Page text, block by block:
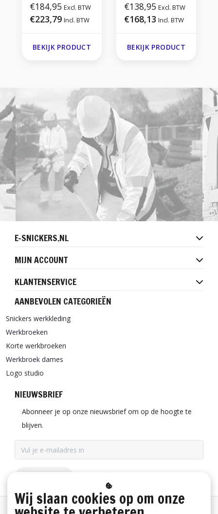
€184,95 Excl. BTW
€223,79 Incl. BTW
BEKIJK PRODUCT
€138,95 Excl. BTW
€168,13 Incl. BTW
BEKIJK PRODUCT
E-SNICKERS.NL
MIJN ACCOUNT
KLANTENSERVICE
AANBEVOLEN CATEGORIEËN
Snickers werkkleding
Werkbroeken
Korte werkbroeken
Werkbroek dames
Logo studio
NIEUWSBRIEF
Abonneer je op onze nieuwsbrief om op de hoogte te
blijven.
Wij slaan cookies op om onze